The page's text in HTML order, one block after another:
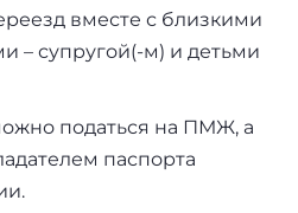
вместе с близкими
– супругой(-м) и детьми
податься на ПМЖ, а
паспорта